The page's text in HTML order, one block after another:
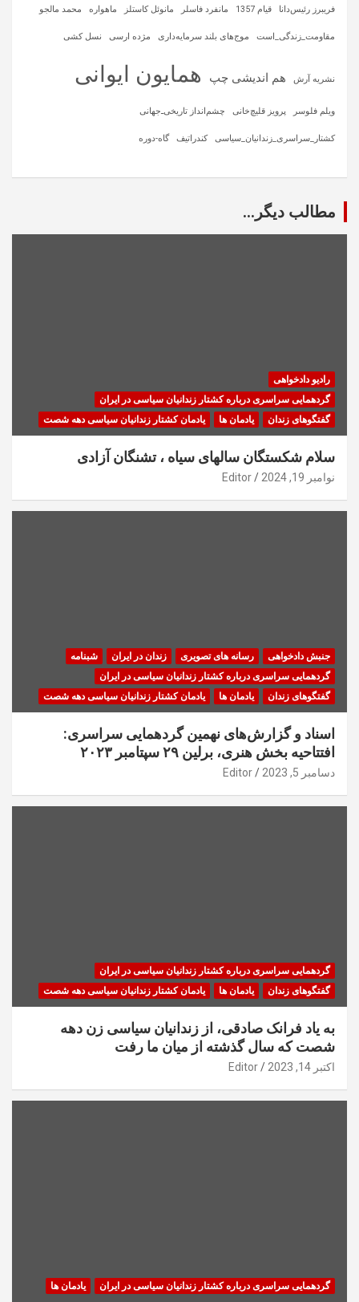
فریبرز رئیس‌دانا قیام 1357 مانفرد فاسلر مانوئل کاستلز ماهواره‌ محمد مالجو
مقاومت_زندگی_است موج‌های بلند سرمایه‌داری مژده ارسی نسل کشی
نشریه آرش هم اندیشی چپ همایون ایوانی
ویلم فلوسر پرویز قلیچ‌خانی چشم‌انداز تاریخی‌ـ‌جهانی
کشتار_سراسری_زندانیان_سیاسی کندراتیف گاه-دوره
مطالب دیگر...
رادیو دادخواهی
گردهمایی سراسری درباره کشتار زندانیان سیاسی در ایران
گفتگوهای زندان
یادمان ها یادمان کشتار زندانیان سیاسی دهه شصت
سلام شکستگان سالهای سیاه ، تشنگان آزادی
نوامبر 19, 2024 Editor
جنبش دادخواهی رسانه های تصویری زندان در ایران
شبنامه
گردهمایی سراسری درباره کشتار زندانیان سیاسی در ایران
گفتگوهای زندان
یادمان ها یادمان کشتار زندانیان سیاسی دهه شصت
اسناد و گزارش‌های نهمین گردهمایی سراسری:
افتتاحیه بخش هنری، برلین ۲۹ سپتامبر ۲۰۲۳
دسامبر 5, 2023 Editor
گردهمایی سراسری درباره کشتار زندانیان سیاسی در ایران
گفتگوهای زندان
یادمان ها یادمان کشتار زندانیان سیاسی دهه شصت
به یاد فرانک صادقی، از زندانیان سیاسی زن دهه
شصت که سال گذشته از میان ما رفت
اکتبر 14, 2023 Editor
گردهمایی سراسری درباره کشتار زندانیان سیاسی در ایران یادمان ها